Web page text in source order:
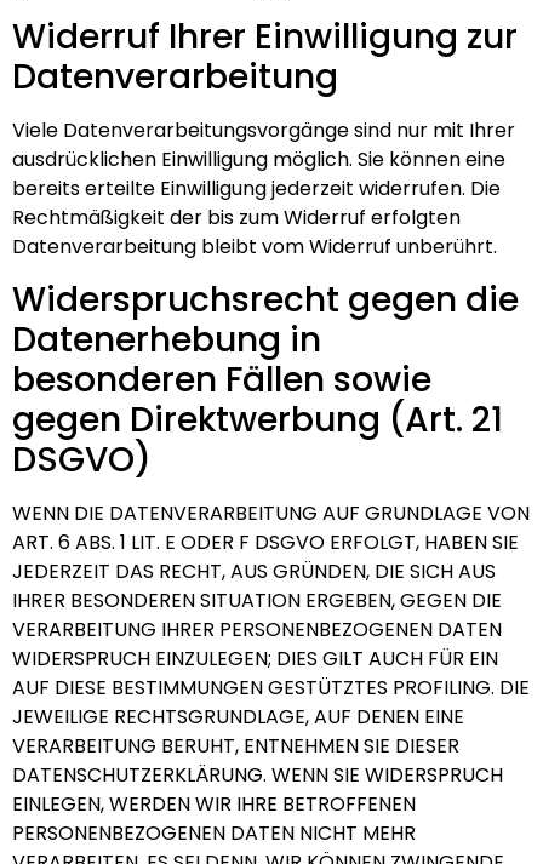
Widerruf Ihrer Einwilligung zur
Datenverarbeitung
Viele Datenverarbeitungsvorgänge sind nur mit Ihrer
ausdrücklichen Einwilligung möglich. Sie können eine
bereits erteilte Einwilligung jederzeit widerrufen. Die
Rechtmäßigkeit der bis zum Widerruf erfolgten
Datenverarbeitung bleibt vom Widerruf unberührt.
Widerspruchsrecht gegen die
Datenerhebung in
besonderen Fällen sowie
gegen Direktwerbung (Art. 21
DSGVO)
WENN DIE DATENVERARBEITUNG AUF GRUNDLAGE VON
ART. 6 ABS. 1 LIT. E ODER F DSGVO ERFOLGT, HABEN SIE
JEDERZEIT DAS RECHT, AUS GRÜNDEN, DIE SICH AUS
IHRER BESONDEREN SITUATION ERGEBEN, GEGEN DIE
VERARBEITUNG IHRER PERSONENBEZOGENEN DATEN
WIDERSPRUCH EINZULEGEN; DIES GILT AUCH FÜR EIN
AUF DIESE BESTIMMUNGEN GESTÜTZTES PROFILING. DIE
JEWEILIGE RECHTSGRUNDLAGE, AUF DENEN EINE
VERARBEITUNG BERUHT, ENTNEHMEN SIE DIESER
DATENSCHUTZERKLÄRUNG. WENN SIE WIDERSPRUCH
EINLEGEN, WERDEN WIR IHRE BETROFFENEN
PERSONENBEZOGENEN DATEN NICHT MEHR